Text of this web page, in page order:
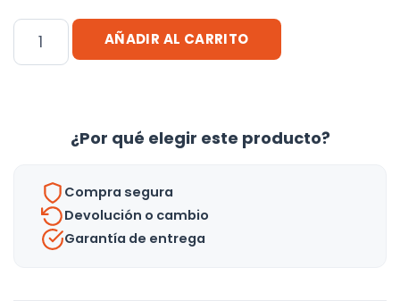
Cuerda
Profesional
AÑADIR AL CARRITO
¿Por qué elegir este producto?
Compra segura
Devolución o cambio
Garantía de entrega